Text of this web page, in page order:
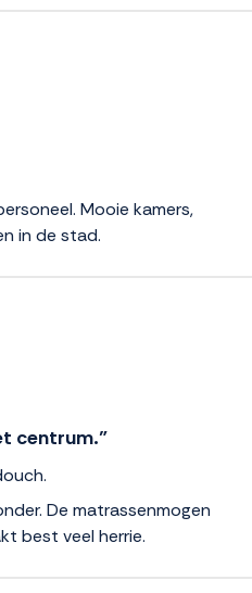
Mooie kamers,
in de stad.
centrum.”
De matrassenmogen
best veel herrie.